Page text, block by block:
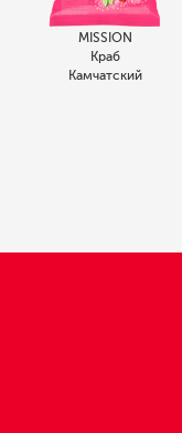
MISSION
Краб
Камчатский